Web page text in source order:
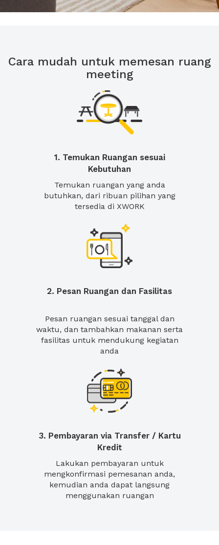
Cara mudah untuk memesan ruang
meeting
1. Temukan Ruangan sesuai
Kebutuhan
Temukan ruangan yang anda
butuhkan, dari ribuan pilihan yang
tersedia di XWORK
2. Pesan Ruangan dan Fasilitas
Pesan ruangan sesuai tanggal dan
waktu, dan tambahkan makanan serta
fasilitas untuk mendukung kegiatan
anda
3. Pembayaran via Transfer / Kartu
Kredit
Lakukan pembayaran untuk
mengkonfirmasi pemesanan anda,
kemudian anda dapat langsung
menggunakan ruangan